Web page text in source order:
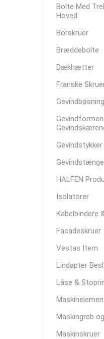
Bolte Med
Hoved
Borskruer
Bræddebolte
Dækhætter
Franske
Gevindstykker
HALFEN
Isolatorer
Kabelbindere
Facadeskruer
Vestas Item
Lindapter
Låse &
Maskingreb
Maskinskruer